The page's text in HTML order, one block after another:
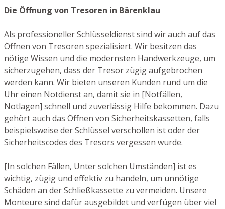
Die Öffnung von Tresoren in Bärenklau
Als professioneller Schlüsseldienst sind wir auch auf das
Öffnen von Tresoren spezialisiert. Wir besitzen das
nötige Wissen und die modernsten Handwerkzeuge, um
sicherzugehen, dass der Tresor zügig aufgebrochen
werden kann. Wir bieten unseren Kunden rund um die
Uhr einen Notdienst an, damit sie in [Notfällen,
Notlagen] schnell und zuverlässig Hilfe bekommen. Dazu
gehört auch das Öffnen von Sicherheitskassetten, falls
beispielsweise der Schlüssel verschollen ist oder der
Sicherheitscodes des Tresors vergessen wurde.
[In solchen Fällen, Unter solchen Umständen] ist es
wichtig, zügig und effektiv zu handeln, um unnötige
Schäden an der Schließkassette zu vermeiden. Unsere
Monteure sind dafür ausgebildet und verfügen über viel